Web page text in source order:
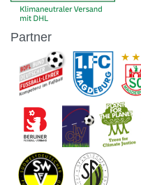
Partner